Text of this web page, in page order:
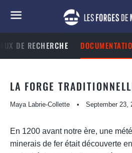
DE RECHERCHE
LA FORGE
Maya Labrie-Collette September 23,
En 1200 avant notre ère, une
minerais de fer était découverte